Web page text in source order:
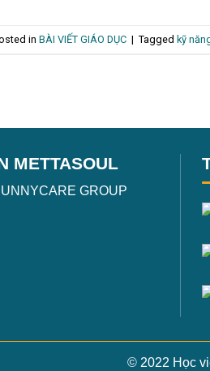
in BÀI VIẾT GIÁO DỤC | Tagged kỹ
METTASOUL
GROUP
© 2022 Học